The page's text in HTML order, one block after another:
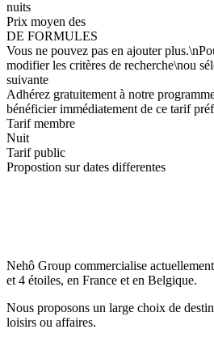
nuits
Prix moyen des
DE FORMULES
Vous ne pouvez pas en ajouter
modifier les critères de recherche\nou
suivante
Adhérez gratuitement à notre
bénéficier immédiatement de ce tarif
Tarif membre
Nuit
Tarif public
Propostion sur dates differentes
Nehô Group commercialise
et 4 étoiles, en France et en Belgique.
Nous proposons un large choix de
loisirs ou affaires.